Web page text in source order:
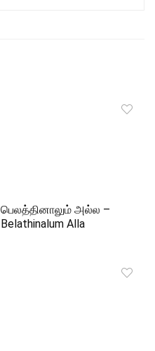
பெலத்தினாலும் அல்ல –
Belathinalum Alla